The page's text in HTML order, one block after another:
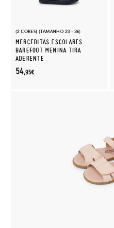
(2 CORES) (TAMANHO 23 - 36)
MERCEDITAS ESCOLARES
BAREFOOT MENINA TIRA
ADERENTE
54,95€